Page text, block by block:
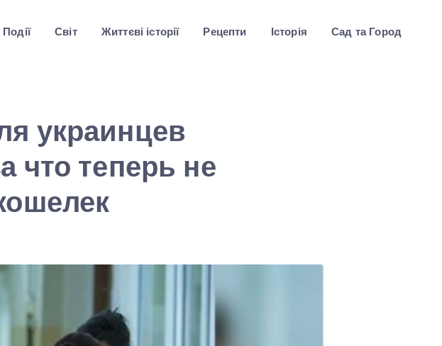
Події Світ Життєві історії Рецепти Історія Сад та Город
украинцев
что теперь не